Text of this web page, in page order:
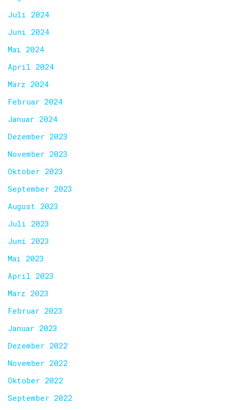
Juli 2024
Juni 2024
Mai 2024
April 2024
März 2024
Februar 2024
Januar 2024
Dezember 2023
November 2023
Oktober 2023
September 2023
August 2023
Juli 2023
Juni 2023
Mai 2023
April 2023
März 2023
Februar 2023
Januar 2023
Dezember 2022
November 2022
Oktober 2022
September 2022